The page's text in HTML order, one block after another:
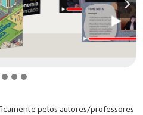
pelos autores/professores